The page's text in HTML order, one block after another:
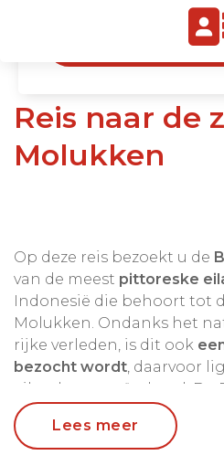
Offerte aanvragen
Reis naar de zuidelijke
Molukken
Op deze reis bezoekt u de
van de meest pittoreske
Indonesië die behoort tot
Molukken. Ondanks het
rijke verleden, is dit ook
bezocht wordt, daarvoor
eilanden te geïsoleerd. De
echte
specerijeneilanden
nootmuskaat, foelie en
kwalijke gevolgen voor de
Lees meer